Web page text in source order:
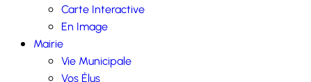
Carte Interactive
En Image
Mairie
Vie Municipale
Vos Élus